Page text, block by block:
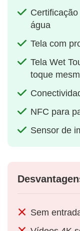
água
Tela com
Tela Wet
toque
NFC para
Sensor de
Sem